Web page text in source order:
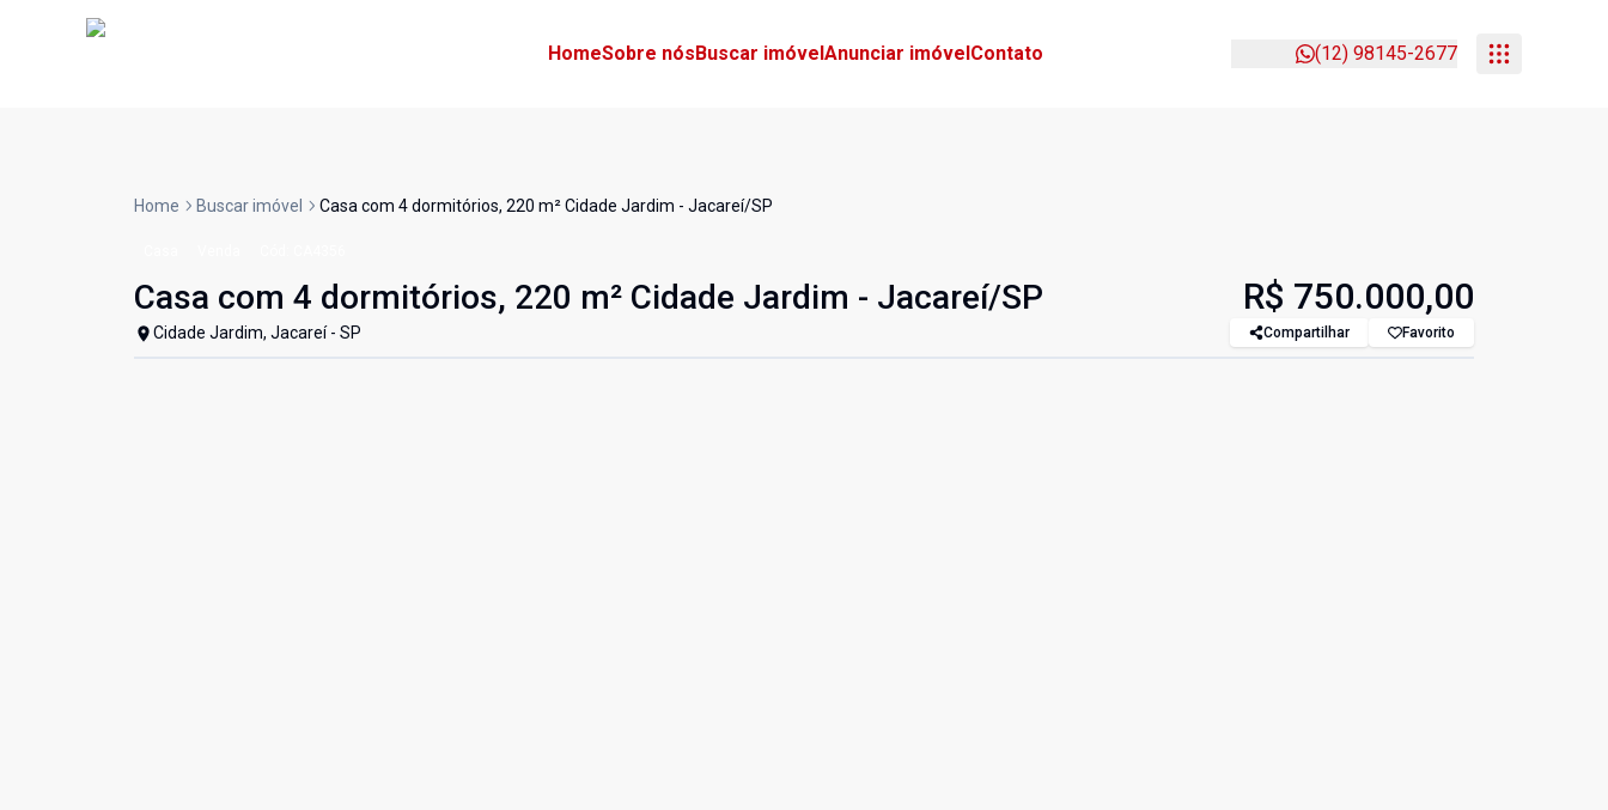
HomeSobre nósBuscar imóvelAnunciar imóvelContato (12) 98145-2677
Home Buscar imóvel Casa com 4 dormitórios, 220 m² Cidade Jardim - Jacareí/SP
Casa com 4 dormitórios, 220 m² Cidade Jardim - Jacareí/SP
Cidade Jardim, Jacareí - SP
R$ 750.000,00
Compartilhar Favorito